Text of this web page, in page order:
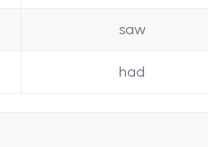
saw
had